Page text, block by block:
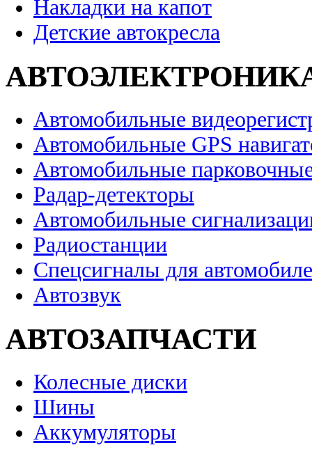
Накладки на капот
Детские автокресла
Автомобильные
Автомобильные GPS
Автомобильные
Радар-детекторы
Автомобильные
Радиостанции
Спецсигналы для
Автозвук
АВТОЗАПЧАСТИ
Колесные диски
Шины
Аккумуляторы